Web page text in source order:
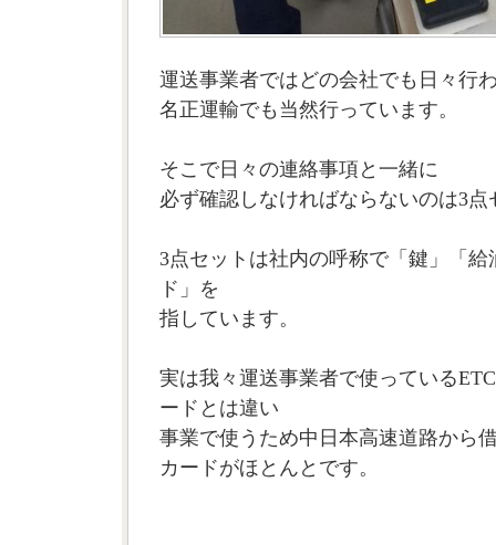
運送事業者ではどの会社でも日々行
名正運輸でも当然行っています。
そこで日々の連絡事項と一緒に
必ず確認しなければならないのは3
3点セットは社内の呼称で「鍵」「給
ド」を
指しています。
実は我々運送事業者で使っている
ードとは違い
事業で使うため中日本高速道路から
カードがほとんとです。